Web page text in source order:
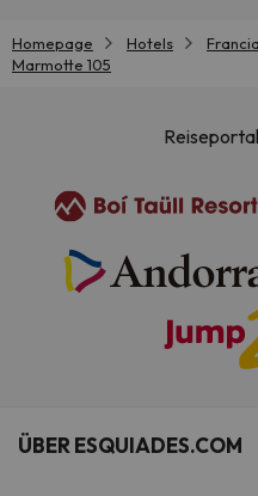
Homepage Hotels Francia
Marmotte 105
ÜBER ESQUIADES.COM